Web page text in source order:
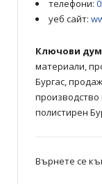
телефони:
уеб сайт:
Ключови
материали,
Бургас,
полистирен
Върнете се